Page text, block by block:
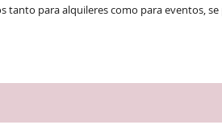
tanto para alquileres como para eventos,